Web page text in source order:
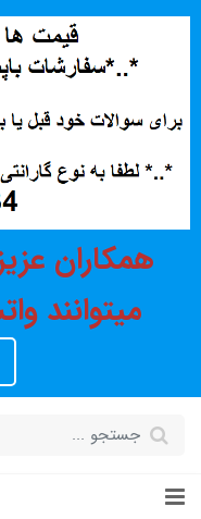
همکاران
میتوانند